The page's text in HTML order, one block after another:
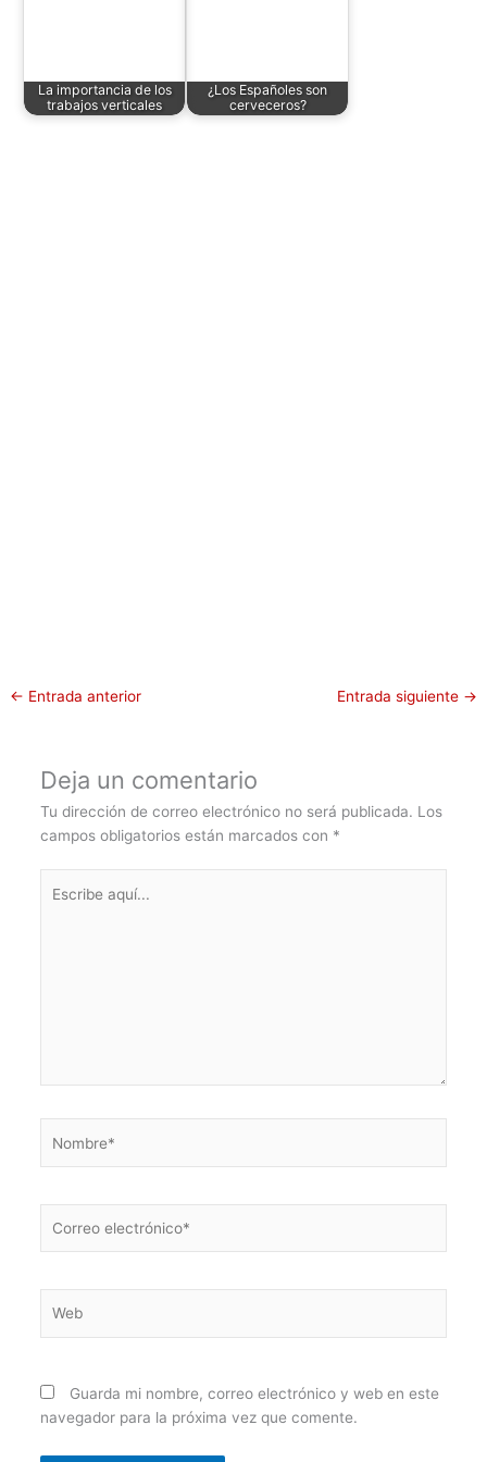
La importancia de los
trabajos verticales
¿Los Españoles son
cerveceros?
← Entrada anterior Entrada siguiente →
Deja un comentario
Tu dirección de correo electrónico no será publicada. Los
campos obligatorios están marcados con *
aquí...
electrónico*
Guarda mi nombre, correo electrónico y web en este
navegador para la próxima vez que comente.